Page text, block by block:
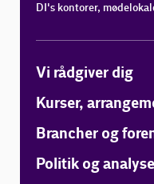
DI's kontorer,
Vi rådgiver dig
Kurser,
Brancher og
Politik og